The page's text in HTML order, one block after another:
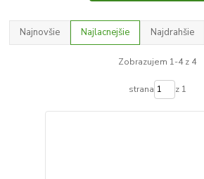
Najnovšie Najlacnejšie Najdrahšie
Zobrazujem 1-4 z 4
strana z 1